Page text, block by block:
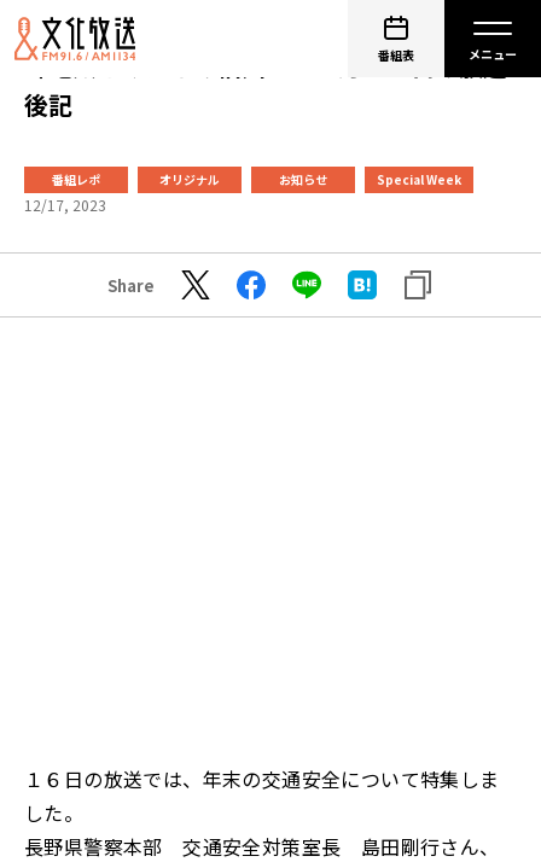
番組表
峰竜太とみんなの信州 １２月１６日の放送
後記
番組レポ オリジナル お知らせ Special Week
12/17, 2023
Share
１６日の放送では、年末の交通安全について特集しま
した。
長野県警察本部 交通安全対策室長 島田剛行さん、